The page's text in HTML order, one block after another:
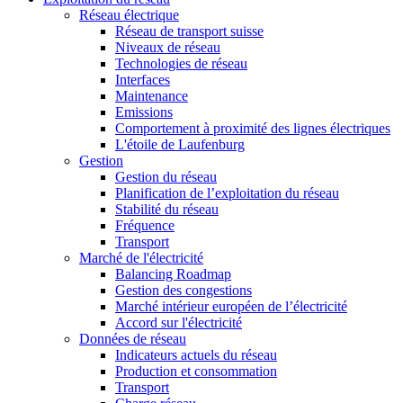
Réseau électrique
Réseau de transport suisse
Niveaux de réseau
Technologies de réseau
Interfaces
Maintenance
Emissions
Comportement à proximité des lignes électriques
L'étoile de Laufenburg
Gestion
Gestion du réseau
Planification de l’exploitation du réseau
Stabilité du réseau
Fréquence
Transport
Marché de l'électricité
Balancing Roadmap
Gestion des congestions
Marché intérieur européen de l’électricité
Accord sur l'électricité
Données de réseau
Indicateurs actuels du réseau
Production et consommation
Transport